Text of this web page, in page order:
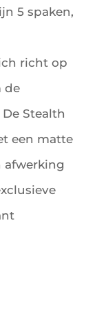
5 spaken,
richt op
de
Stealth
een matte
afwerking